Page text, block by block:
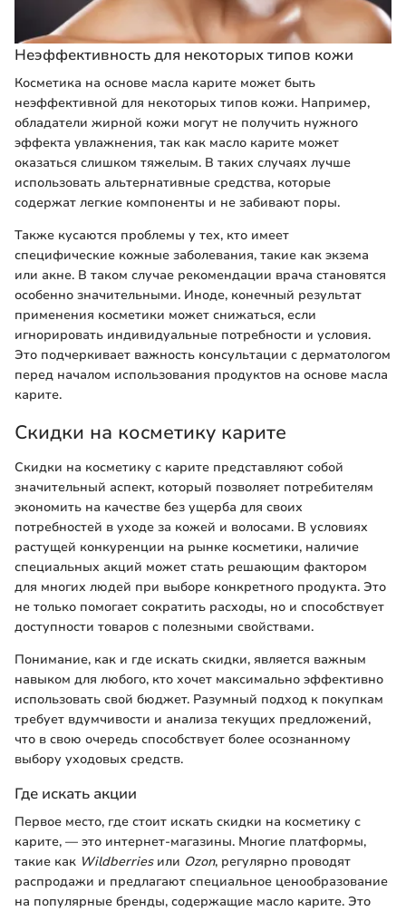
Неэффективность для некоторых типов кожи
Косметика на основе масла карите может быть
неэффективной для некоторых типов кожи. Например,
обладатели жирной кожи могут не получить нужного
эффекта увлажнения, так как масло карите может
оказаться слишком тяжелым. В таких случаях лучше
использовать альтернативные средства, которые
содержат легкие компоненты и не забивают поры.
Также кусаются проблемы у тех, кто имеет
специфические кожные заболевания, такие как экзема
или акне. В таком случае рекомендации врача становятся
особенно значительными. Иноде, конечный результат
применения косметики может снижаться, если
игнорировать индивидуальные потребности и условия.
Это подчеркивает важность консультации с дерматологом
перед началом использования продуктов на основе масла
карите.
Скидки на косметику карите
Скидки на косметику с карите представляют собой
значительный аспект, который позволяет потребителям
экономить на качестве без ущерба для своих
потребностей в уходе за кожей и волосами. В условиях
растущей конкуренции на рынке косметики, наличие
специальных акций может стать решающим фактором
для многих людей при выборе конкретного продукта. Это
не только помогает сократить расходы, но и способствует
доступности товаров с полезными свойствами.
Понимание, как и где искать скидки, является важным
навыком для любого, кто хочет максимально эффективно
использовать свой бюджет. Разумный подход к покупкам
требует вдумчивости и анализа текущих предложений,
что в свою очередь способствует более осознанному
выбору уходовых средств.
Где искать акции
Первое место, где стоит искать скидки на косметику с
карите, — это интернет-магазины. Многие платформы,
такие как Wildberriesили Ozon, регулярно проводят
распродажи и предлагают специальное ценообразование
на популярные бренды, содержащие масло карите. Это